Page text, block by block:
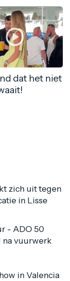
dat het niet
zich uit tegen
in Lisse
- ADO 50
vuurwerk
in Valencia